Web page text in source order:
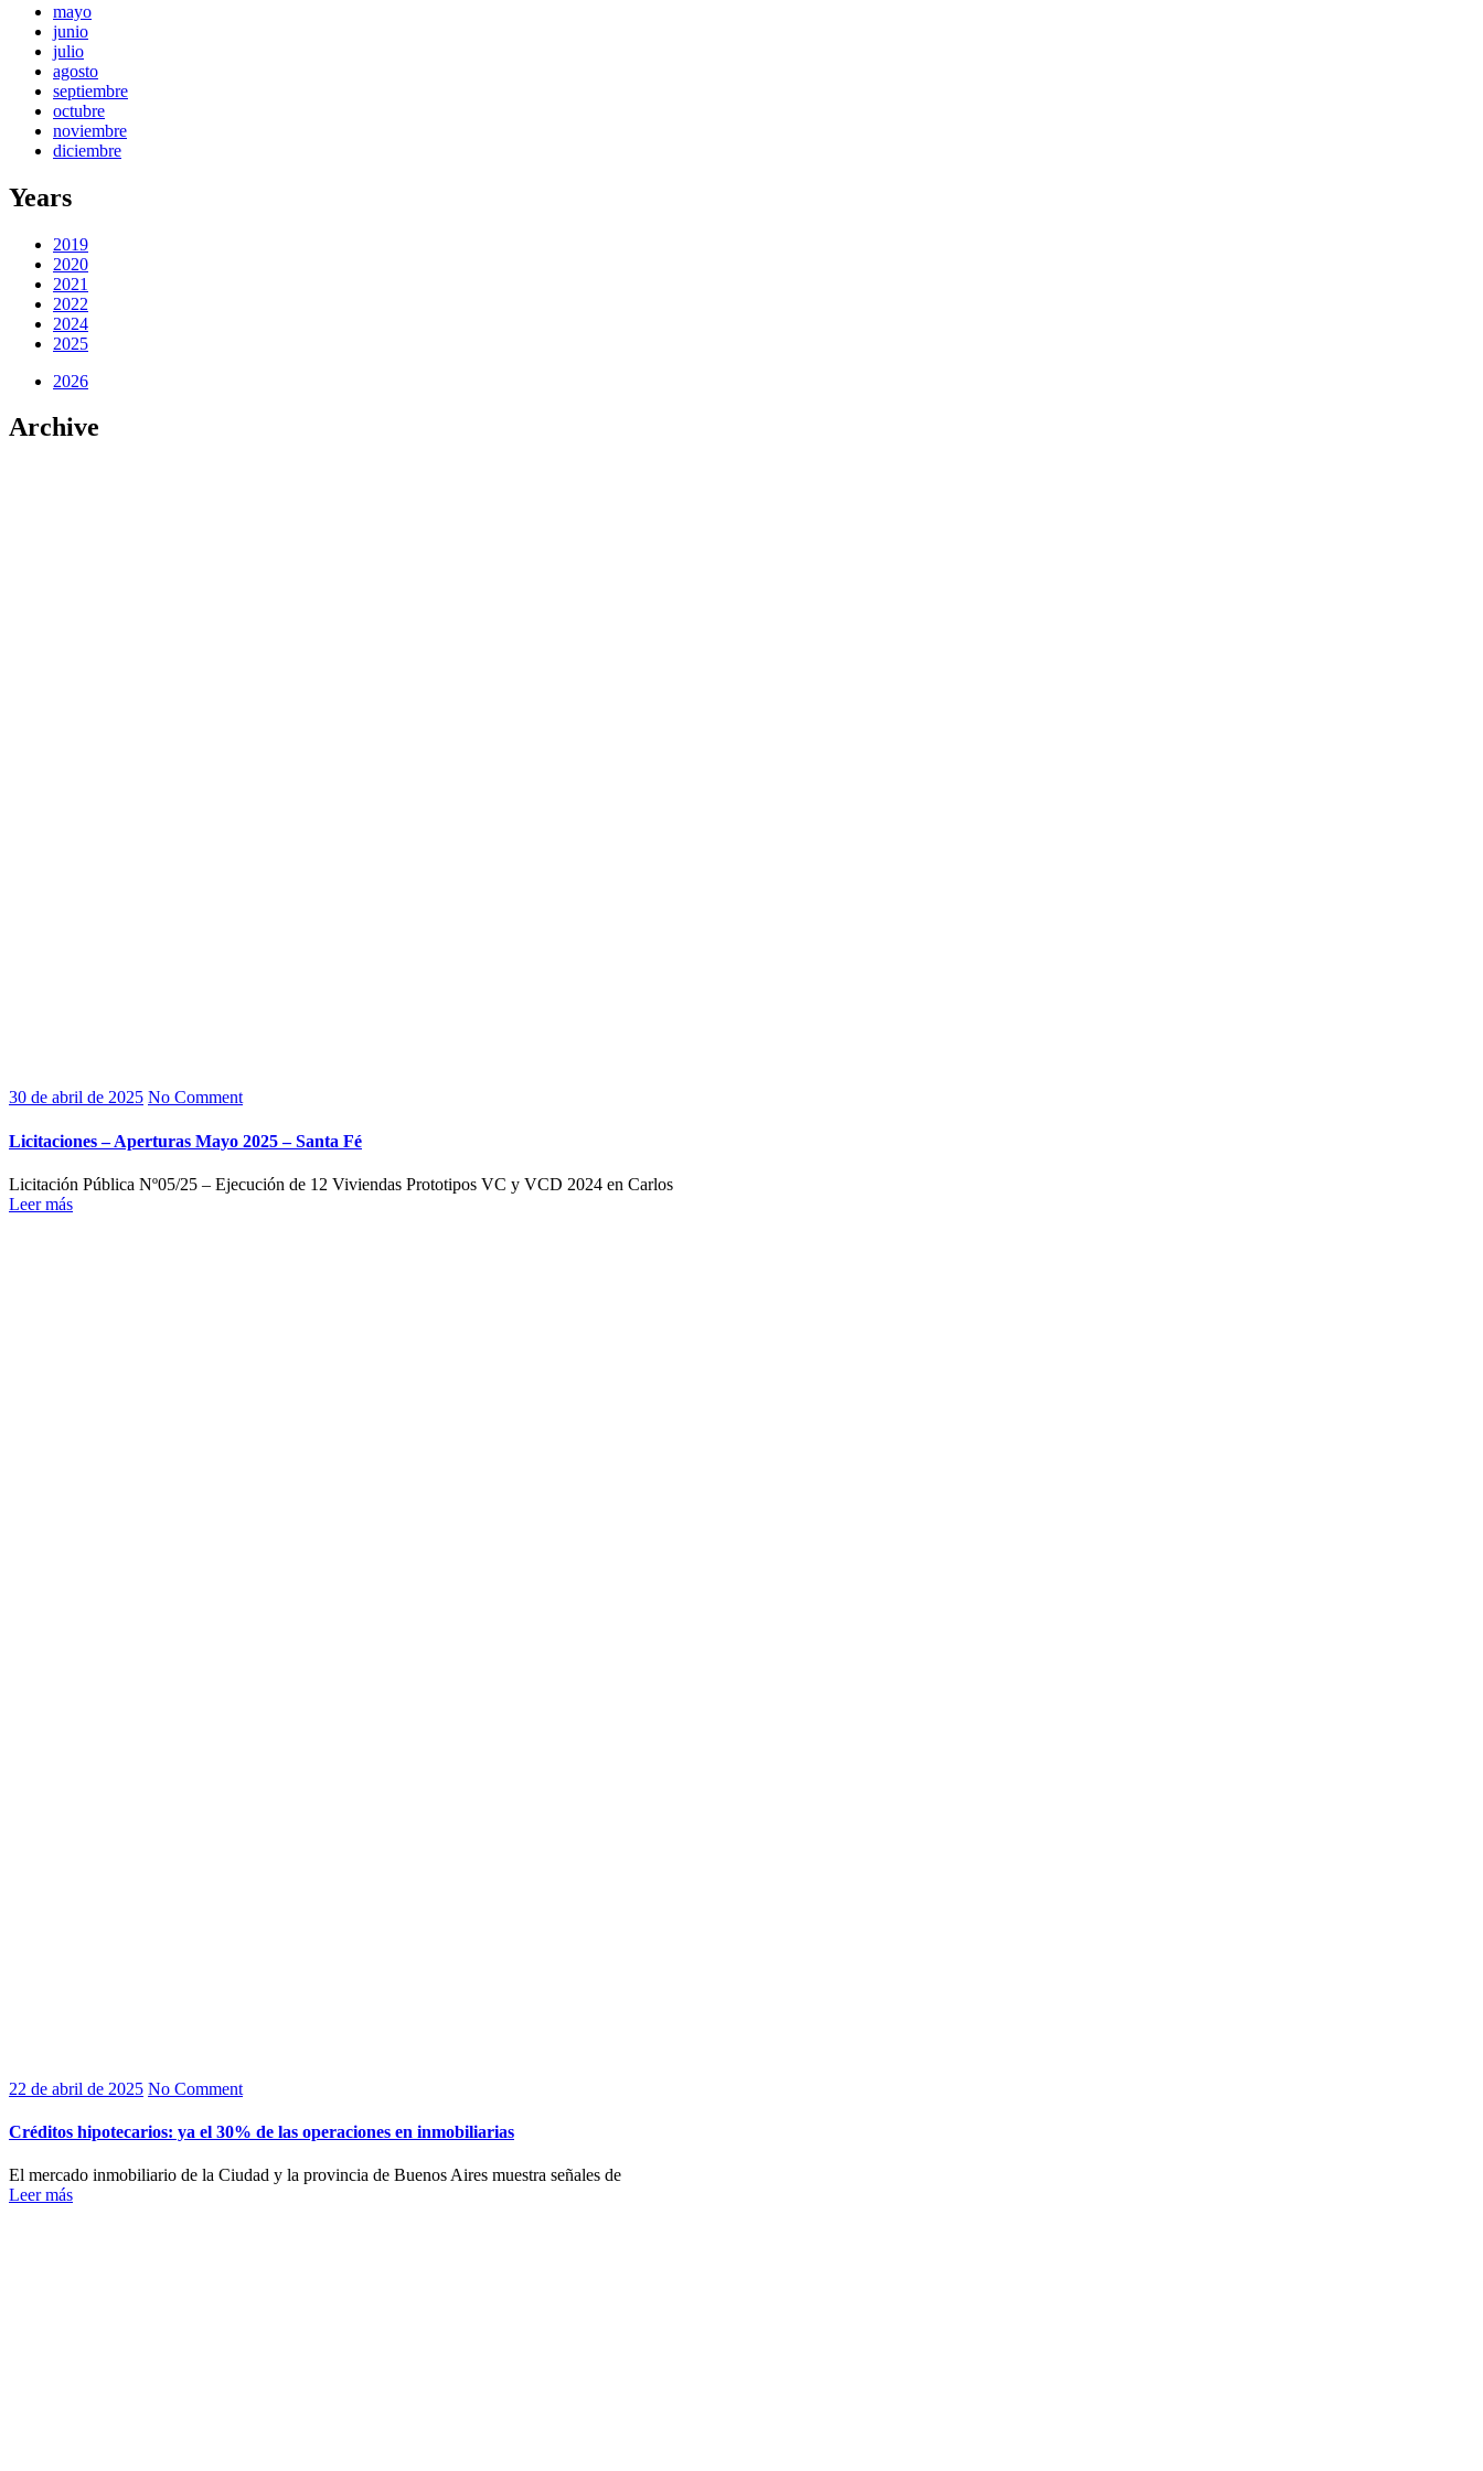
mayo
junio
julio
agosto
septiembre
octubre
noviembre
diciembre
Years
2019
2020
2021
2022
2024
2025
2026
Archive
30 de abril de 2025 No Comment
Licitaciones – Aperturas Mayo 2025 – Santa Fé
Licitación Pública Nº05/25 – Ejecución de 12 Viviendas Prototipos VC y VCD 2024 en Carlos
Leer más
22 de abril de 2025 No Comment
Créditos hipotecarios: ya el 30% de las operaciones en inmobiliarias
El mercado inmobiliario de la Ciudad y la provincia de Buenos Aires muestra señales de
Leer más